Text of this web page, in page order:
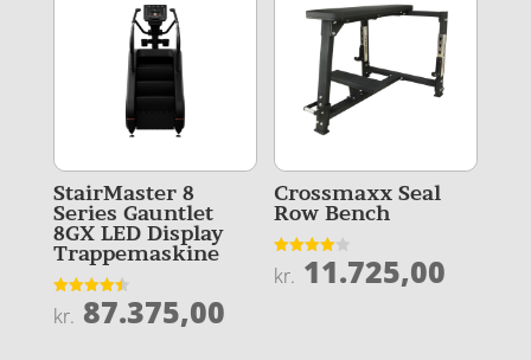
StairMaster 8
Series Gauntlet
8GX LED Display
Trappemaskine
Vurderet
4.5
kr. 87.375,00
Crossmaxx Seal
Row Bench
Vurderet
4
kr. 11.725,00